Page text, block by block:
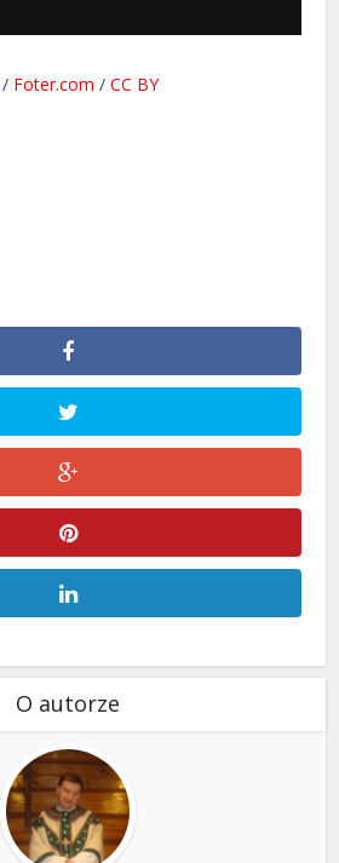
/ Foter.com /CC BY
O autorze